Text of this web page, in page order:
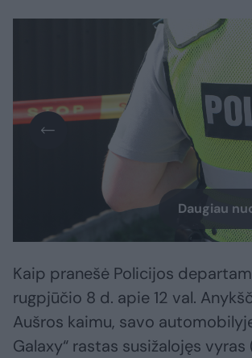
Daugiau
Kaip pranešė Policijos
rugpjūčio 8 d. apie 12 val.
Aušros kaimu, savo
Galaxy“ rastas susižalojęs vyras